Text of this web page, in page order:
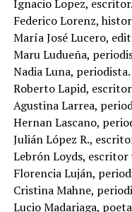
Ignacio Lopez, escritor.
Federico Lorenz,
María José Lucero,
Maru Ludueña,
Nadia Luna, periodista.
Roberto Lapid,
Agustina Larrea,
Hernan Lascano,
Julián López R.,
Lebrón Loyds, escritor
Florencia Luján,
Cristina Mahne,
Lucio Madariaga,